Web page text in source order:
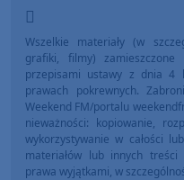
Wszelkie materiały (w
grafiki, filmy)
przepisami ustawy z dnia
prawach pokrewnych.
Weekend FM/portalu
nieważności: kopiowanie,
wykorzystywanie w całości
materiałów lub innych
prawa wyjątkami, w